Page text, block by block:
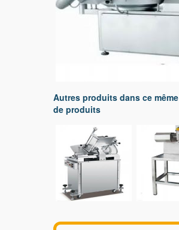
Autres produits dans ce
de produits